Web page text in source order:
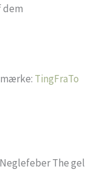
dem
TingFraTo
The gel